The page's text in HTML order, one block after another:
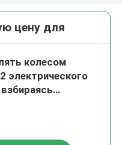
цену для
колесом
электрического